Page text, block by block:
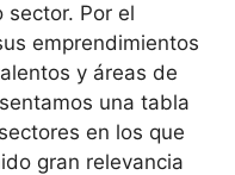
sector. Por el
emprendimientos
y áreas de
una tabla
en los que
gran relevancia